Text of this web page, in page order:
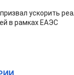
ускорить
в рамках ЕАЭС